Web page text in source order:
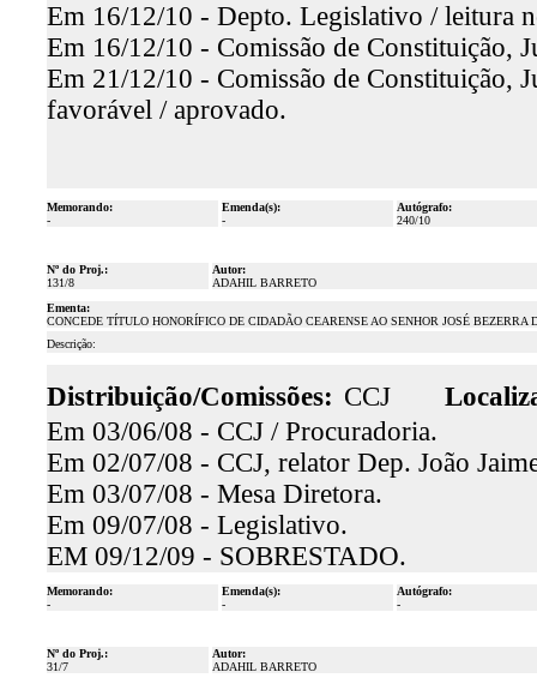
Em 16/12/10 - Depto. Legislativo / leitura
Em 16/12/10 - Comissão de Constituição,
Em 21/12/10 - Comissão de Constituição,
favorável / aprovado.
Memorando:
-
Emenda(s):
-
Autógrafo:
240/10
Nº do Proj.:
131/8
Autor:
ADAHIL BARRETO
Ementa:
CONCEDE TÍTULO HONORÍFICO DE CIDADÃO CEARENSE AO SENHOR JOSÉ BEZERRA
Descrição:
Distribuição/Comissões: CCJ
Em 03/06/08 - CCJ / Procuradoria.
Em 02/07/08 - CCJ, relator Dep. João
Em 03/07/08 - Mesa Diretora.
Em 09/07/08 - Legislativo.
EM 09/12/09 - SOBRESTADO.
Memorando:
-
Emenda(s):
-
Autógrafo:
-
Nº do Proj.:
31/7
Autor:
ADAHIL BARRETO